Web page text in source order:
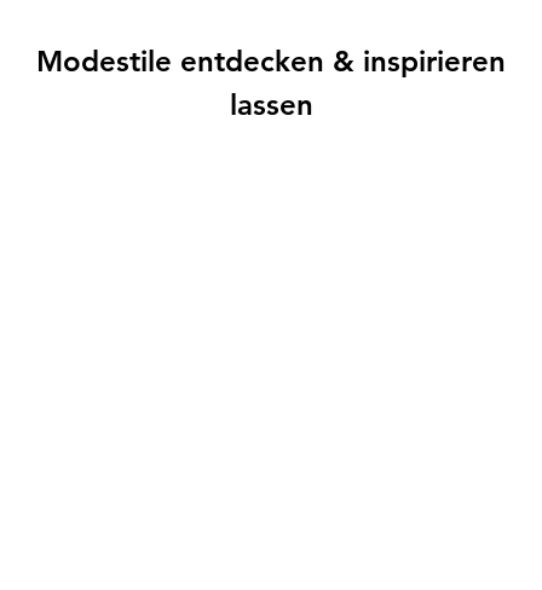
Modestile entdecken & inspirieren
lassen